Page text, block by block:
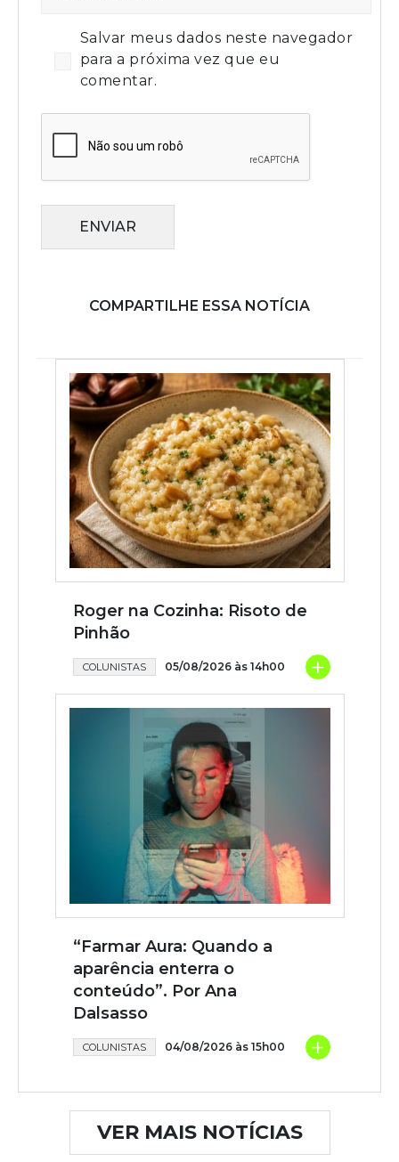
Salvar meus dados neste navegador
para a próxima vez que eu
comentar.
ENVIAR
COMPARTILHE ESSA NOTÍCIA
Roger na Cozinha: Risoto de
Pinhão
COLUNISTAS 05/08/2026 às 14h00 +
“Farmar Aura: Quando a
aparência enterra o
conteúdo”. Por Ana
Dalsasso
COLUNISTAS 04/08/2026 às 15h00 +
VER MAIS NOTÍCIAS